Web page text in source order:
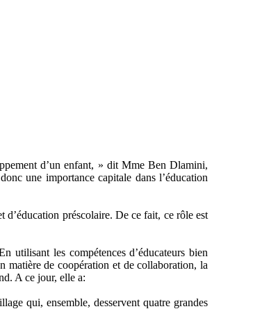
d’un enfant, » dit Mme Ben Dlamini,
une importance capitale dans l’éducation
d’éducation préscolaire. De ce fait, ce rôle est
utilisant les compétences d’éducateurs bien
matière de coopération et de collaboration, la
A ce jour, elle a:
qui, ensemble, desservent quatre grandes